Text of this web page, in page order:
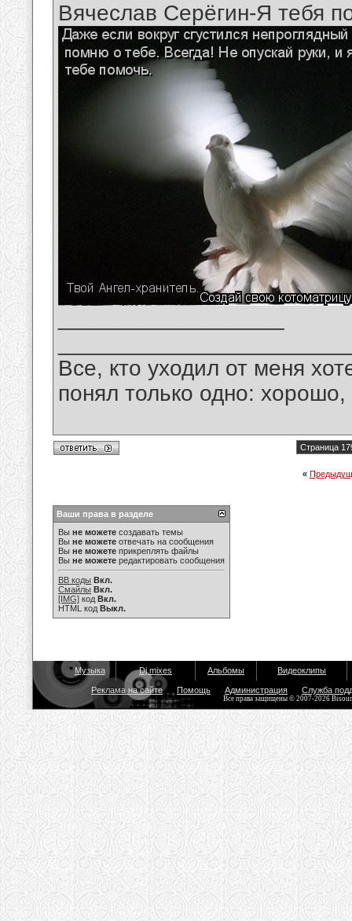
Вячеслав Серёгин-Я тебя
Все, кто уходил от меня
понял только одно:
Страница
«
Ваши права в разделе
Вы не можете создавать темы
Вы не можете отвечать на сообщения
Вы не можете прикреплять файлы
Вы не можете редактировать сообщения
BB коды Вкл.
Смайлы Вкл.
[IMG] код Вкл.
HTML код Выкл.
Музыка Dj mixes Альбомы Видеоклипы
Реклама на сайте Помощь Администрация Служба
Все права защищены © 2007-2026